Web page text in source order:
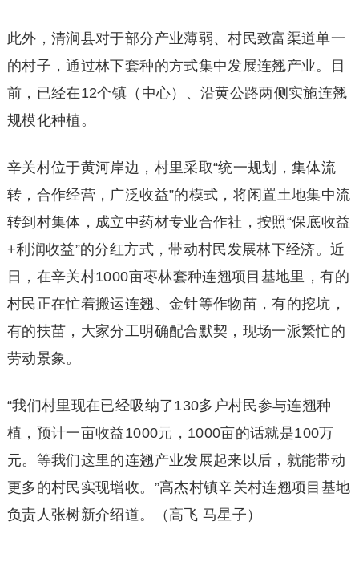
此外，清涧县对于部分产业薄弱、村民致富渠道单一
的村子，通过林下套种的方式集中发展连翘产业。目
前，已经在12个镇（中心）、沿黄公路两侧实施连翘
规模化种植。
辛关村位于黄河岸边，村里采取“统一规划，集体流
转，合作经营，广泛收益”的模式，将闲置土地集中流
转到村集体，成立中药材专业合作社，按照“保底收益
+利润收益”的分红方式，带动村民发展林下经济。近
日，在辛关村1000亩枣林套种连翘项目基地里，有的
村民正在忙着搬运连翘、金针等作物苗，有的挖坑，
有的扶苗，大家分工明确配合默契，现场一派繁忙的
劳动景象。
“我们村里现在已经吸纳了130多户村民参与连翘种
植，预计一亩收益1000元，1000亩的话就是100万
元。等我们这里的连翘产业发展起来以后，就能带动
更多的村民实现增收。”高杰村镇辛关村连翘项目基地
负责人张树新介绍道。（高飞 马星子）